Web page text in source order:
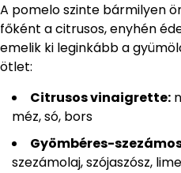
A pomelo szinte bármilyen
főként a citrusos, enyhén
emelik ki leginkább a
ötlet:
Citrusos vinaigrette:
méz, só, bors
Gyömbéres-
szezámolaj, szójaszósz,